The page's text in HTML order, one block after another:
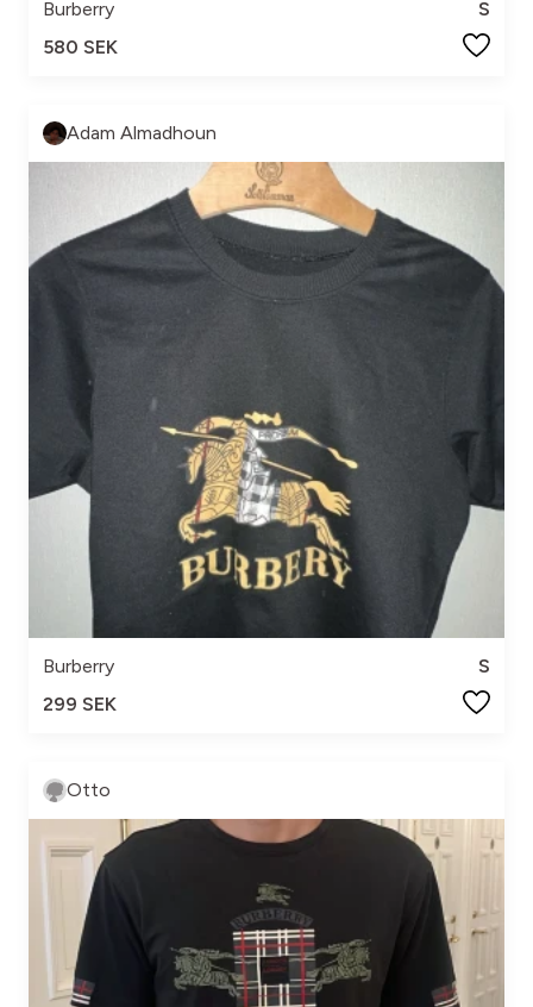
Burberry
S
580 SEK
Adam Almadhoun
Burberry
S
299 SEK
Otto